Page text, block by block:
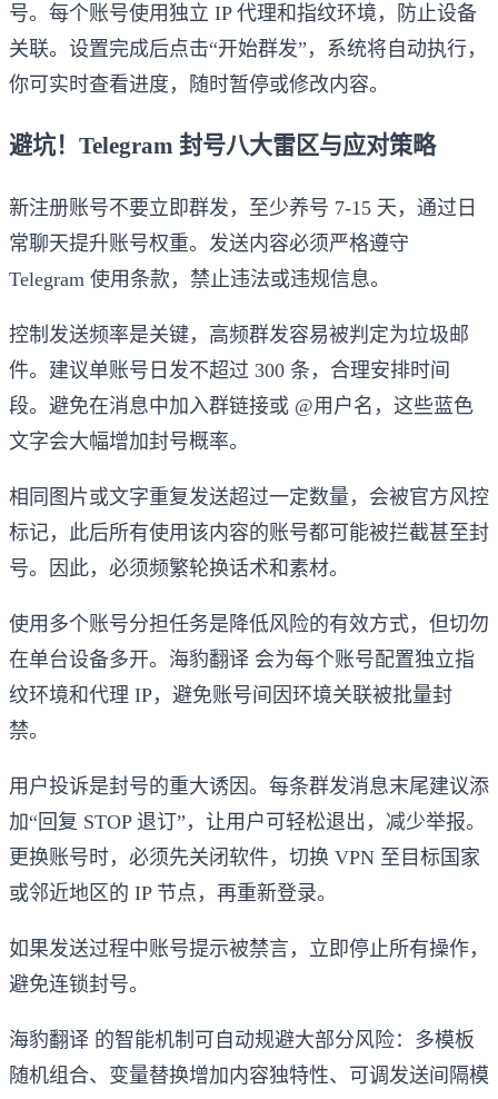
号。每个账号使用独立 IP 代理和指纹环境，防止设备
关联。设置完成后点击“开始群发”，系统将自动执行，
你可实时查看进度，随时暂停或修改内容。
避坑！Telegram 封号八大雷区与应对策略
新注册账号不要立即群发，至少养号 7-15 天，通过日
常聊天提升账号权重。发送内容必须严格遵守
Telegram 使用条款，禁止违法或违规信息。
控制发送频率是关键，高频群发容易被判定为垃圾邮
件。建议单账号日发不超过 300 条，合理安排时间
段。避免在消息中加入群链接或 @用户名，这些蓝色
文字会大幅增加封号概率。
相同图片或文字重复发送超过一定数量，会被官方风控
标记，此后所有使用该内容的账号都可能被拦截甚至封
号。因此，必须频繁轮换话术和素材。
使用多个账号分担任务是降低风险的有效方式，但切勿
在单台设备多开。海豹翻译 会为每个账号配置独立指
纹环境和代理 IP，避免账号间因环境关联被批量封
禁。
用户投诉是封号的重大诱因。每条群发消息末尾建议添
加“回复 STOP 退订”，让用户可轻松退出，减少举报。
更换账号时，必须先关闭软件，切换 VPN 至目标国家
或邻近地区的 IP 节点，再重新登录。
如果发送过程中账号提示被禁言，立即停止所有操作，
避免连锁封号。
海豹翻译 的智能机制可自动规避大部分风险：多模板
随机组合、变量替换增加内容独特性、可调发送间隔模